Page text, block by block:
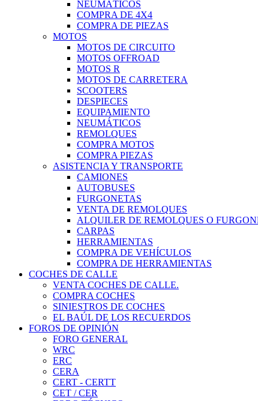
NEUMÁTICOS
COMPRA DE 4X4
COMPRA DE PIEZAS
MOTOS
MOTOS DE CIRCUITO
MOTOS OFFROAD
MOTOS R
MOTOS DE CARRETERA
SCOOTERS
DESPIECES
EQUIPAMIENTO
NEUMÁTICOS
REMOLQUES
COMPRA MOTOS
COMPRA PIEZAS
ASISTENCIA Y TRANSPORTE
CAMIONES
AUTOBUSES
FURGONETAS
VENTA DE REMOLQUES
ALQUILER DE REMOLQUES O
CARPAS
HERRAMIENTAS
COMPRA DE VEHÍCULOS
COMPRA DE HERRAMIENTAS
COCHES DE CALLE
VENTA COCHES DE CALLE.
COMPRA COCHES
SINIESTROS DE COCHES
EL BAÚL DE LOS RECUERDOS
FOROS DE OPINIÓN
FORO GENERAL
WRC
ERC
CERA
CERT - CERTT
CET / CER